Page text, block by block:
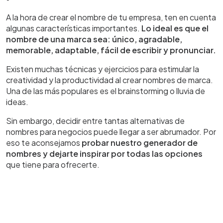
A la hora de crear el nombre de tu empresa, ten en cuenta
algunas características importantes. Lo ideal es que el
nombre de una marca sea: único, agradable,
memorable, adaptable, fácil de escribir y pronunciar.
Existen muchas técnicas y ejercicios para estimular la
creatividad y la productividad al crear nombres de marca.
Una de las más populares es el brainstorming o lluvia de
ideas.
Sin embargo, decidir entre tantas alternativas de
nombres para negocios puede llegar a ser abrumador. Por
eso te aconsejamos probar nuestro generador de
nombres y dejarte inspirar por todas las opciones
que tiene para ofrecerte.